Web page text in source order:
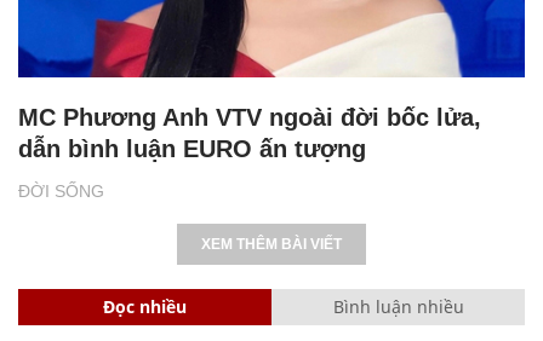
ĐỜI SỐNG
MC Phương Anh VTV ngoài đời bốc lửa,
dẫn bình luận EURO ấn tượng
XEM THÊM BÀI VIẾT
Đọc nhiều Bình luận nhiều